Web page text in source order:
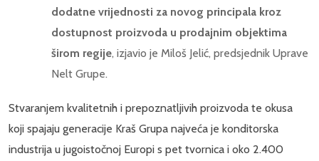
dodatne vrijednosti za novog principala kroz
dostupnost proizvoda u prodajnim objektima
širom regije, izjavio je Miloš Jelić, predsjednik Uprave
Nelt Grupe.
Stvaranjem kvalitetnih i prepoznatljivih proizvoda te okusa
koji spajaju generacije Kraš Grupa najveća je konditorska
industrija u jugoistočnoj Europi s pet tvornica i oko 2.400